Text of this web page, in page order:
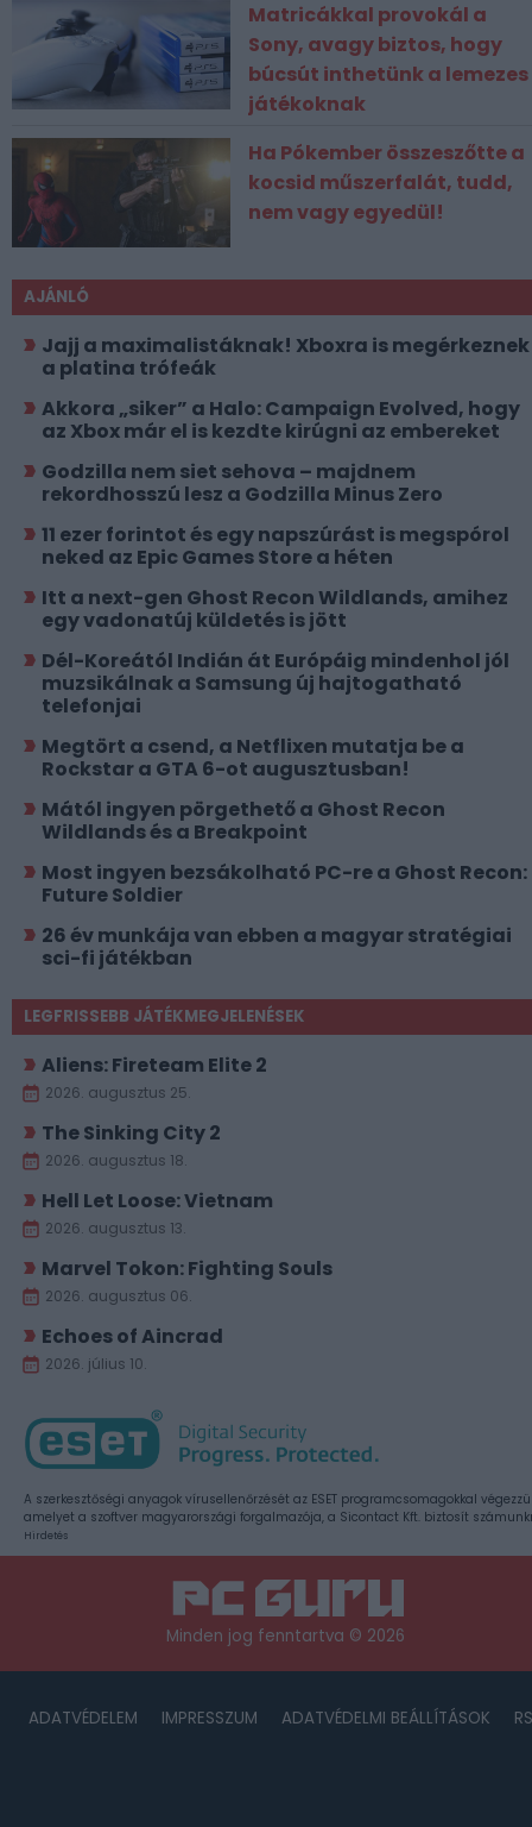
Matricákkal provokál a
Sony, avagy biztos, hogy
búcsút inthetünk a lemezes
játékoknak
Ha Pókember összeszőtte a
kocsid műszerfalát, tudd,
nem vagy egyedül!
AJÁNLÓ
Jajj a maximalistáknak! Xboxra is megérkeznek
a platina trófeák
Akkora „siker” a Halo: Campaign Evolved, hogy
az Xbox már el is kezdte kirúgni az embereket
Godzilla nem siet sehova – majdnem
rekordhosszú lesz a Godzilla Minus Zero
11 ezer forintot és egy napszúrást is megspórol
neked az Epic Games Store a héten
Itt a next-gen Ghost Recon Wildlands, amihez
egy vadonatúj küldetés is jött
Dél-Koreától Indián át Európáig mindenhol jól
muzsikálnak a Samsung új hajtogatható
telefonjai
Megtört a csend, a Netflixen mutatja be a
Rockstar a GTA 6-ot augusztusban!
Mától ingyen pörgethető a Ghost Recon
Wildlands és a Breakpoint
Most ingyen bezsákolható PC-re a Ghost Recon:
Future Soldier
26 év munkája van ebben a magyar stratégiai
sci-fi játékban
LEGFRISSEBB JÁTÉKMEGJELENÉSEK
Aliens: Fireteam Elite 2
2026. augusztus 25.
The Sinking City 2
2026. augusztus 18.
Hell Let Loose: Vietnam
2026. augusztus 13.
Marvel Tokon: Fighting Souls
2026. augusztus 06.
Echoes of Aincrad
2026. július 10.
A szerkesztőségi anyagok vírusellenőrzését az ESET programcsomagokkal
amelyet a szoftver magyarországi forgalmazója, a Sicontact Kft. biztosít
Hirdetés
Minden jog fenntartva © 2026
ADATVÉDELEM IMPRESSZUM ADATVÉDELMI BEÁLLÍTÁSOK